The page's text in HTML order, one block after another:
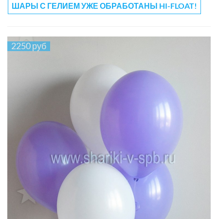
ШАРЫ С ГЕЛИЕМ УЖЕ ОБРАБОТАНЫ HI-FLOAT!
2250 руб